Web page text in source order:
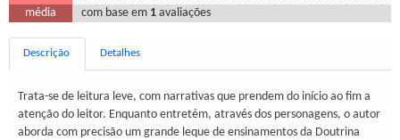
média com base em 1 avaliações
Descrição Detalhes
Trata-se de leitura leve, com narrativas que prendem do início ao fim a
atenção do leitor. Enquanto entretém, através dos personagens, o autor
aborda com precisão um grande leque de ensinamentos da Doutrina